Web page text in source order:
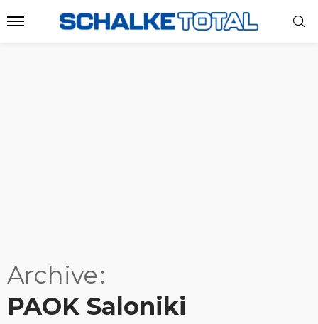
Archive
PAOK Saloniki